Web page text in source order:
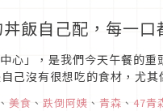
飯自己配，每一
心」，是我們今天午餐的重
己沒有很想吃的食材，尤
菜中心完全可以解決這樣
、 美食 、 跌倒阿姨 、 青森 、 47青